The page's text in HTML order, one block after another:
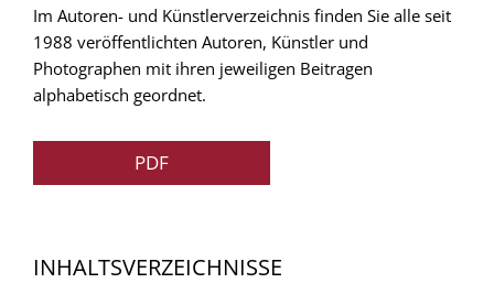
Im Autoren- und Künstlerverzeichnis finden Sie alle seit
1988 veröffentlichten Autoren, Künstler und
Photographen mit ihren jeweiligen Beitragen
alphabetisch geordnet.
PDF
INHALTSVERZEICHNISSE